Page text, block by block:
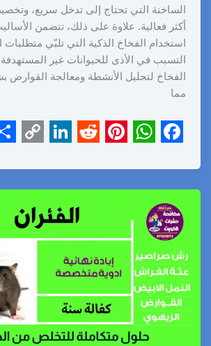
الساخنة التي تحتاج إلى تدخل سريع،
أكثر فعالية. علاوة على ذلك، تتضمن
استخدام الفخاخ الذكية التي تلبّي متطلبات
التسبب في الأذى للحيوانات غير
الفخاخ لتحليل الأنشطة ومعالجة القوارض
مما
a
c
e
b
o
o
k
h
t
s
A
p
p
i
e
r
e
t
e
i
t
i
k
e
d
I
n
o
y
L
n
h
r
e